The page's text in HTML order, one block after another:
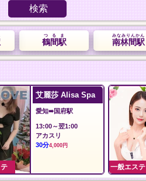
検索
南林間駅
みなみりんかん
鶴間駅
つるま
艾麗莎 Alisa Spa
愛知➠国府駅
13:00～翌1:00
アカスリ
30分4,000円
一般エステ